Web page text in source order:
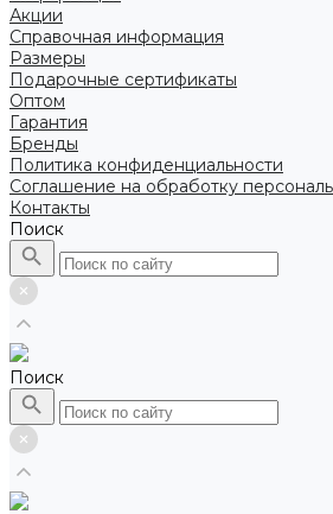
Акции
Справочная информация
Размеры
Подарочные сертификаты
Оптом
Гарантия
Бренды
Политика конфиденциальности
Соглашение на обработку
Контакты
Поиск
Поиск